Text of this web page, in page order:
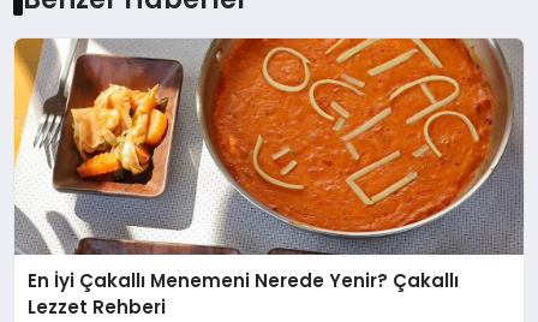
En İyi Çakallı Menemeni Nerede Yenir? Çakallı
Lezzet Rehberi